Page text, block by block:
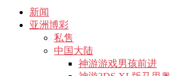
新闻
亚洲博彩
私售
中国大陆
神游游戏男孩前进